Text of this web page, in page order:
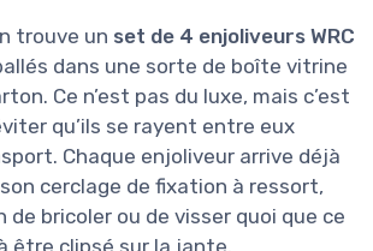
trouve un set de 4 enjoliveurs WRC
dans une sorte de boîte vitrine
Ce n’est pas du luxe, mais c’est
qu’ils se rayent entre eux
Chaque enjoliveur arrive déjà
cerclage de fixation à ressort,
de bricoler ou de visser quoi que ce